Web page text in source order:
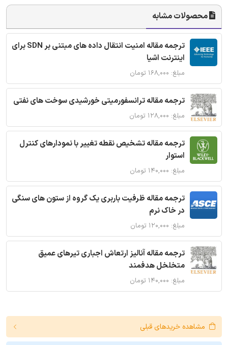
محصولات مشابه
ترجمه مقاله امنیت انتقال داده های مبتنی بر SDN برای
اینترنت اشیا
مبلغ: ۱۶۸,۰۰۰ تومان
ترجمه مقاله ترانسفورمیتی خورشیدی سوخت های نفتی
مبلغ: ۱۲۸,۰۰۰ تومان
ترجمه مقاله تشخیص نقطه تغییر با نمودارهای کنترل
استوار
مبلغ: ۱۴۰,۰۰۰ تومان
ترجمه مقاله ظرفیت باربری یک گروه از ستون های سنگی
در خاک نرم
مبلغ: ۱۲۰,۰۰۰ تومان
ترجمه مقاله آنالیز ارتعاش اجباری تیرهای عمیق
متخلخل هدفمند
مبلغ: ۱۴۰,۰۰۰ تومان
مشاهده خریدهای قبلی